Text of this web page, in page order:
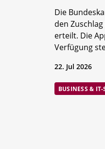
Die
den
erteilt. Die
Verfügung
22. Jul 2026
BUSINESS & IT-